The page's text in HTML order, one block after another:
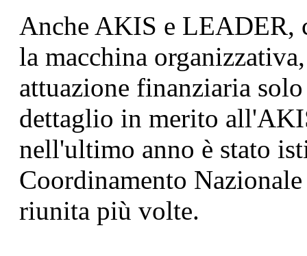
Anche AKIS e LEADER,
la macchina
attuazione finanziaria
dettaglio in merito
nell'ultimo anno è stato
Coordinamento
riunita più volte.